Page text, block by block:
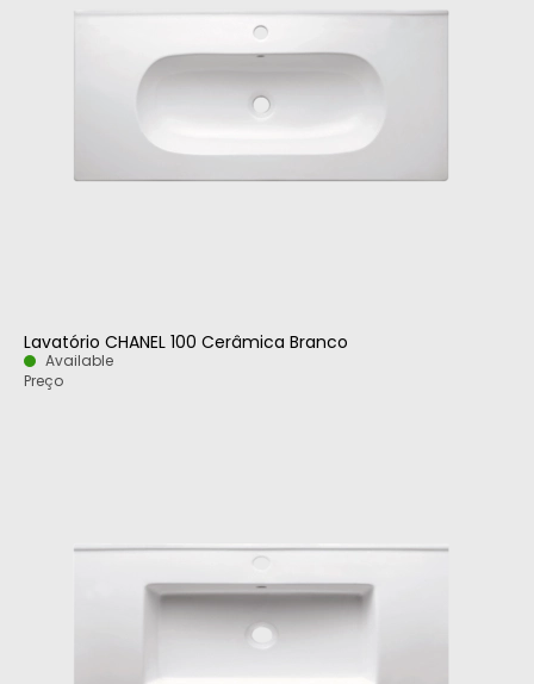
Lavatório CHANEL 100 Cerâmica Branco
Available
Preço